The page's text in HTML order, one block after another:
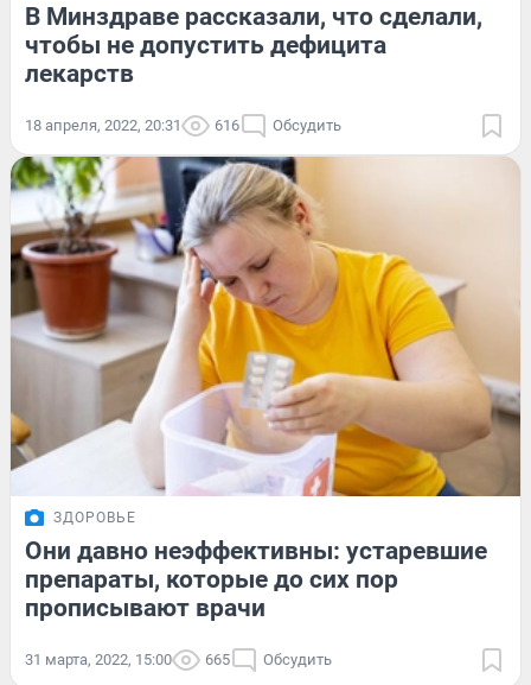
В Минздраве рассказали, что сделали,
чтобы не допустить дефицита
лекарств
18 апреля, 2022, 20:31 616 Обсудить
ЗДОРОВЬЕ
Они давно неэффективны: устаревшие
препараты, которые до сих пор
прописывают врачи
31 марта, 2022, 15:00 665 Обсудить